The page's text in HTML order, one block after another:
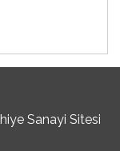
Sanayi Sitesi